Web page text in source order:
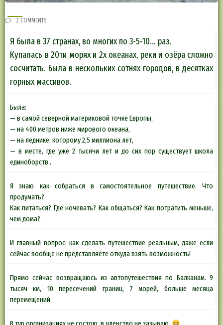
2 COMMENTS
Я была в 37 странах, во многих по 3-5-10… раз.
Купалась в 20ти морях и 2х океанах, реки и озёра сложно
сосчитать. Была в нескольких сотнях городов, в десятках
горных массивов.
Была:
— в самой северной материковой точке Европы,
— на 400 метров ниже мирового океана,
— на леднике, которому 2,5 миллиона лет,
— в месте, где уже 2 тысячи лет и до сих пор существует школа
единоборств…
Я знаю как собраться в самостоятельное путешествие. Что
продумать?
Как питаться? Где ночевать? Как общаться? Как потратить меньше,
чем дома?
И главный вопрос: как сделать путешествие реальным, даже если
сейчас вообще не представляете откуда взять возможность!
Прямо сейчас возвращаюсь из автопутешествия по Балканам. 9
тысяч км, 10 пересечений границ, 7 морей, больше месяца
перемещений.